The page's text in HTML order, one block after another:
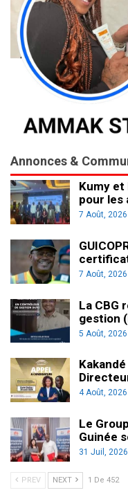
Annonces &
Kumy et
pour les
7 Août, 2026
7 Août, 2026
La CBG
gestion
5 Août, 2026
4 Août, 2026
Le
Guinée
31 Juil, 2026
PREV NEXT 1 De 452